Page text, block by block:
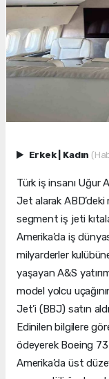
Erkek Kadın
Türk iş insanı Uğur
Jet alarak ABD’deki
segment iş jeti
Amerika’da iş
milyarderler
yaşayan A&S
model yolcu
Jet’i (BBJ) satın
Edinilen bilgilere
ödeyerek Boeing
Amerika’da üst